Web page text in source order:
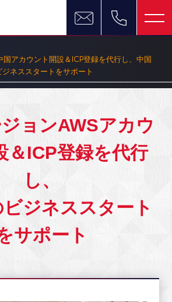
国アカウント開設＆ICP登録を代行し、中国
ジネススタートをサポート
ョンAWSアカウ
＆ICP登録を代行
し、
ジネススタート
サポート